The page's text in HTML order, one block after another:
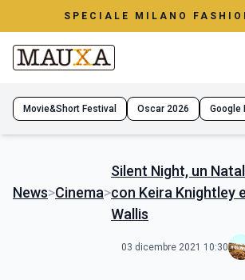
SPECIALE MILANO
Movie&Short Festival Oscar 2026 Google
News>Cinema>
Silent Night, un
con Keira Knightley
Wallis
03 dicembre 2021 10:30